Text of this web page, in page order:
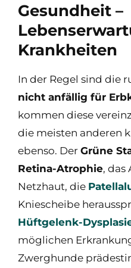
Gesundheit –
Krankheiten
In der Regel sind die
nicht anfällig für
kommen diese
die meisten anderen
ebenso. Der Grüne
Retina-Atrophie, das
Netzhaut, die
Kniescheibe
Hüftgelenk-
möglichen
Zwerghunde